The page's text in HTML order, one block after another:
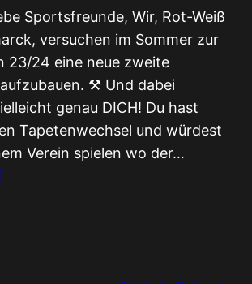
Sportsfreunde, Wir, Rot-Weiß
versuchen im Sommer zur
23/24 eine neue zweite
⚒️ Und dabei
genau DICH! Du hast
Tapetenwechsel und würdest
Verein spielen wo der…